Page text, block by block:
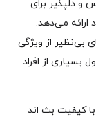
دلپذیر برای
می‌دهد.
بی‌نظیر از ویژگی‌
بسیاری از افراد
کیفیت بث اند